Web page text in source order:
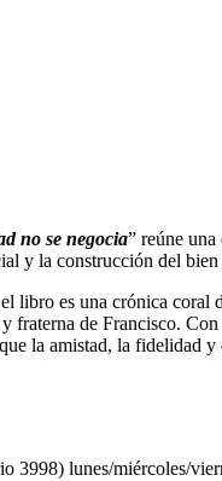
no se negocia” reúne
y la construcción del
libro es una crónica
fraterna de Francisco.
la amistad, la fidelidad
3998) lunes/miércoles/